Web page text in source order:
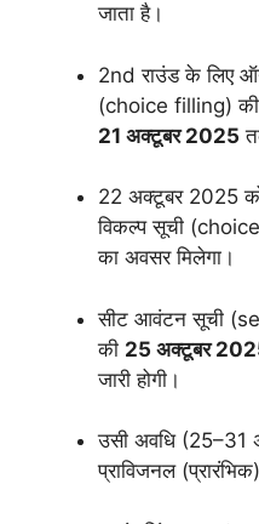
जाता है।
2nd राउंड के लिए
(choice filling) की
21 अक्टूबर 2025
22 अक्टूबर 2025 को
विकल्प सूची
का अवसर मिलेगा।
सीट आवंटन सूची
की 25 अक्टूबर
जारी होगी।
उसी अवधि (25–31
प्राविजनल